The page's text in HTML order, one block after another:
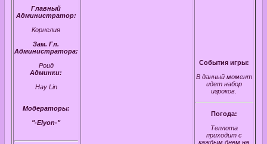
Главный
Администратор:
Корнелия
Зам. Гл.
Администратора:
Роид
Админки:
Hay Lin
Модераторы:
"-Elyon-"
События игры:
В данный момент
идет набор
игроков.
Погода:
Теплота
приходит с
каждым днем,на